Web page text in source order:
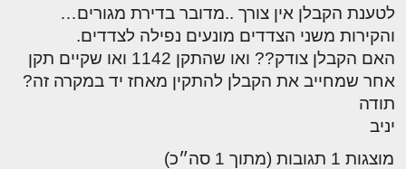
לטענת הקבלן אין צורך ..מדובר בדירת מגורים…
והקירות משני הצדדים מונעים נפילה לצדדים.
האם הקבלן צודק?? ואו שהתקן 1142 ואו שקיים תקן
אחר שמחייב את הקבלן להתקין מאחז יד במקרה זה?
תודה
יניב
מוצגות 1 תגובות (מתוך 1 סה״כ)